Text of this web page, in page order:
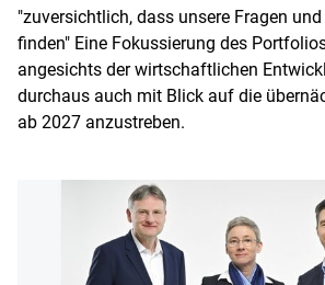
"zuversichtlich, dass unsere Fragen
finden" Eine Fokussierung des
angesichts der wirtschaftlichen
durchaus auch mit Blick auf die
ab 2027 anzustreben.